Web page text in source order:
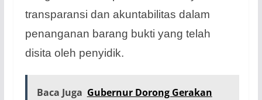
transparansi dan akuntabilitas dalam
penanganan barang bukti yang telah
disita oleh penyidik.
Baca Juga Gubernur Dorong Gerakan